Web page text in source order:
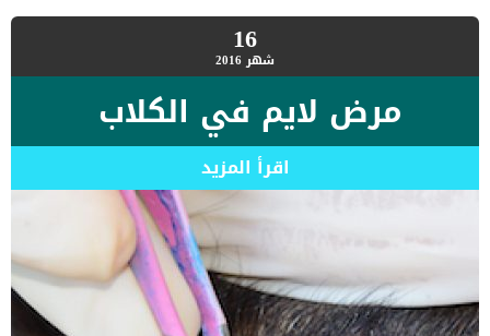
16شهر2016
مرض لايم في الكلاب
اقرأ المزيد